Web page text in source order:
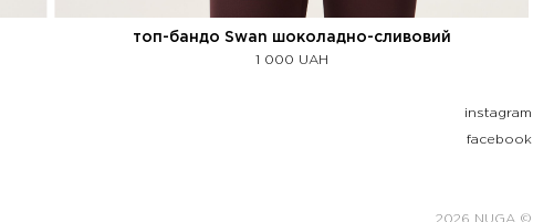
топ-бандо Swan шоколадно-сливовий
1 000 UAH
instagram
facebook
2026 NUGA ©